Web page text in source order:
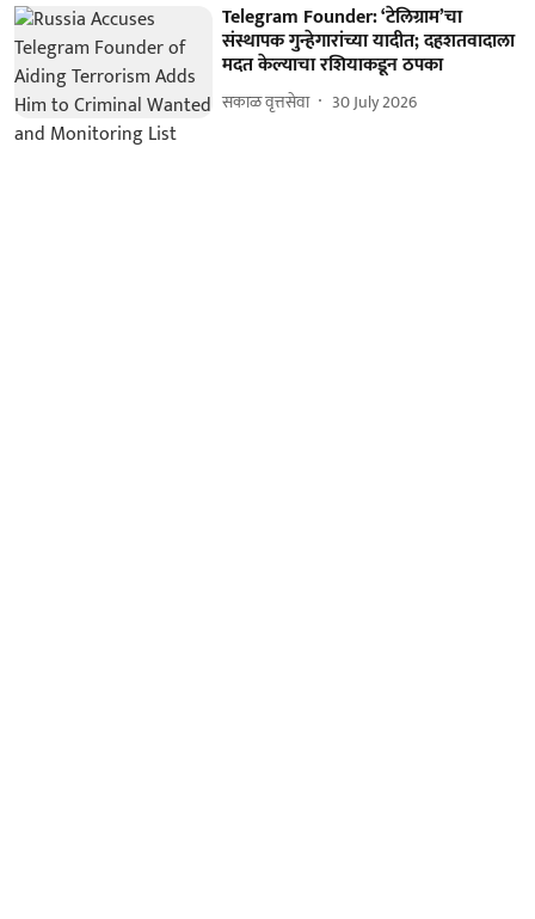
Telegram Founder: ‘टेलिग्राम’चा
संस्थापक गुन्हेगारांच्या यादीत; दहशतवादाला
मदत केल्याचा रशियाकडून ठपका
सकाळ वृत्तसेवा 30 July 2026